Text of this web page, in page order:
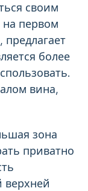
своим
первом
более
вина,
зона
приватно
верхней